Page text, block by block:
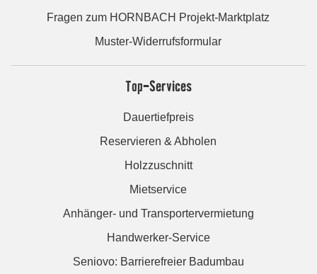
Fragen zum HORNBACH Projekt-Marktplatz
Muster-Widerrufsformular
Top-Services
Dauertiefpreis
Reservieren & Abholen
Holzzuschnitt
Mietservice
Anhänger- und Transportervermietung
Handwerker-Service
Seniovo: Barrierefreier Badumbau